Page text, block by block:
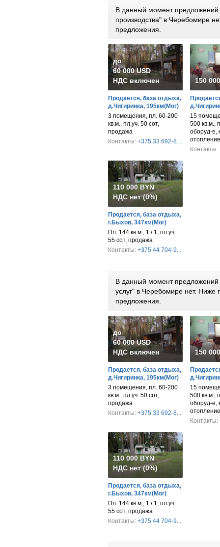
В данный момент
производства" в Черебомире
предложения.
до
60 000 USD
НДС включен
Продается, база отдыха,
д.Чигиринка, 195км(Мог)
3 помещения, пл. 60-200
кв.м., пл.уч. 50 сот,
продажа
Контакты: +375 33 692-8...
150
15
500 кв.м.,
оборуд-е,
Контакты:
110 000 BYN
НДС нет (0%)
Продается, база отдыха,
г.Быхов, 347км(Мог)
Пл. 144 кв.м., 1 / 1, пл.уч.
55 сот, продажа
Контакты: +375 44 704-9...
В данный момент
услуг" в Черебомире нет.
предложения.
до
60 000 USD
НДС включен
Продается, база отдыха,
д.Чигиринка, 195км(Мог)
3 помещения, пл. 60-200
кв.м., пл.уч. 50 сот,
продажа
Контакты: +375 33 692-8...
150
15
500 кв.м.,
оборуд-е,
Контакты:
110 000 BYN
НДС нет (0%)
Продается, база отдыха,
г.Быхов, 347км(Мог)
Пл. 144 кв.м., 1 / 1, пл.уч.
55 сот, продажа
Контакты: +375 44 704-9...